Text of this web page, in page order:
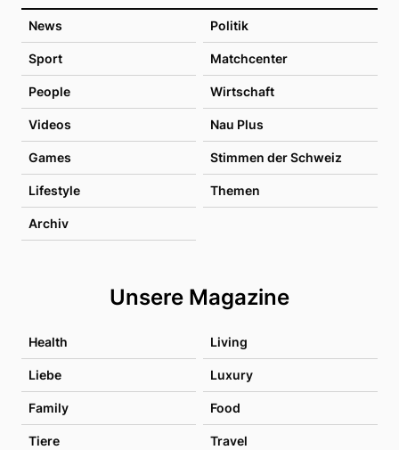
News Politik
Sport Matchcenter
People Wirtschaft
Videos Nau Plus
Games Stimmen der Schweiz
Lifestyle Themen
Archiv
Unsere Magazine
Health Living
Liebe Luxury
Family Food
Tiere Travel